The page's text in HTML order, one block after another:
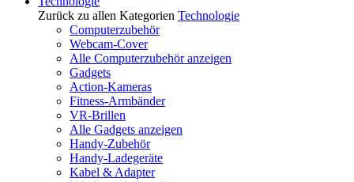
Zurück zu allen Kategorien Technologie
Computerzubehör
Webcam-Cover
Alle Computerzubehör anzeigen
Gadgets
Action-Kameras
Fitness-Armbänder
VR-Brillen
Alle Gadgets anzeigen
Handy-Zubehör
Handy-Ladegeräte
Kabel & Adapter